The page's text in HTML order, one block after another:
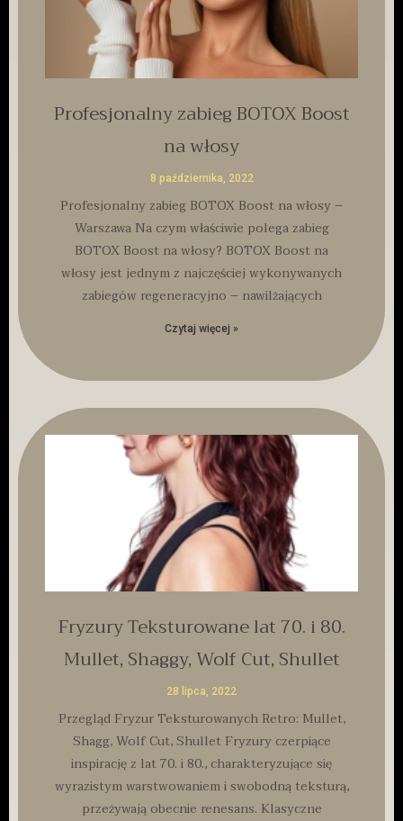
Profesjonalny zabieg BOTOX Boost
na włosy
8 października, 2022
Profesjonalny zabieg BOTOX Boost na włosy –
Warszawa Na czym właściwie polega zabieg
BOTOX Boost na włosy? BOTOX Boost na
włosy jest jednym z najczęściej wykonywanych
zabiegów regeneracyjno – nawilżających
Czytaj więcej »
Fryzury Teksturowane lat 70. i 80.
Mullet, Shaggy, Wolf Cut, Shullet
28 lipca, 2022
Przegląd Fryzur Teksturowanych Retro: Mullet,
Shagg, Wolf Cut, Shullet Fryzury czerpiące
inspirację z lat 70. i 80., charakteryzujące się
wyrazistym warstwowaniem i swobodną teksturą,
przeżywają obecnie renesans. Klasyczne